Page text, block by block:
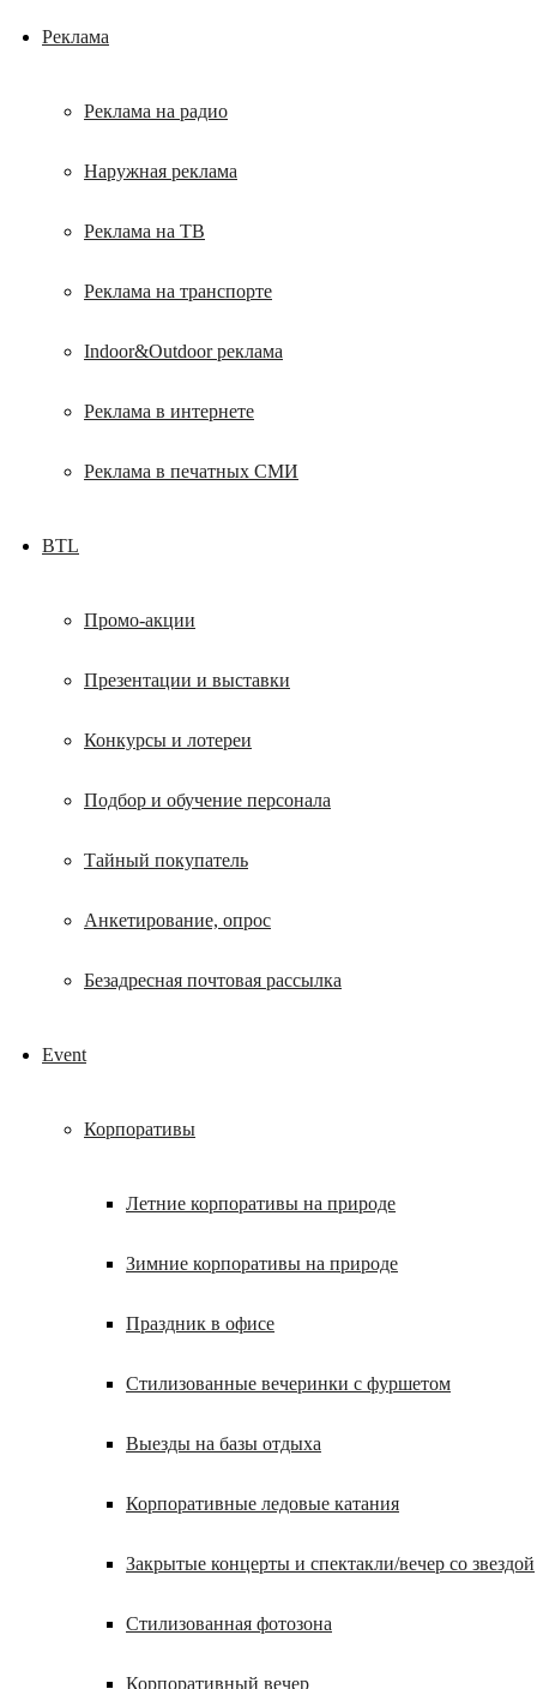
Реклама
Реклама на радио
Наружная реклама
Реклама на ТВ
Реклама на транспорте
Indoor&Outdoor реклама
Реклама в интернете
Реклама в печатных СМИ
BTL
Промо-акции
Презентации и выставки
Конкурсы и лотереи
Подбор и обучение персонала
Тайный покупатель
Анкетирование, опрос
Безадресная почтовая рассылка
Event
Корпоративы
Летние корпоративы на природе
Зимние корпоративы на природе
Праздник в офисе
Стилизованные вечеринки с фуршетом
Выезды на базы отдыха
Корпоративные ледовые катания
Закрытые концерты и спектакли/вечер со звездой
Стилизованная фотозона
Корпоративный вечер